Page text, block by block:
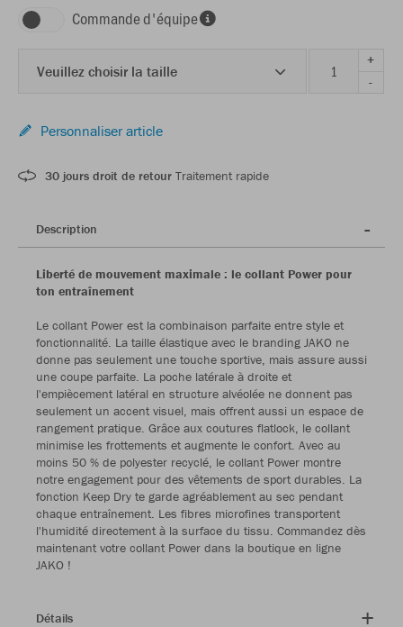
Commande d'équipe
Veuillez choisir la taille
+
-
Personnaliser article
30 jours droit de retour Traitement rapide
Description
Liberté de mouvement maximale : le collant Power pour
ton entraînement
Le collant Power est la combinaison parfaite entre style et
fonctionnalité. La taille élastique avec le branding JAKO ne
donne pas seulement une touche sportive, mais assure aussi
une coupe parfaite. La poche latérale à droite et
l'empiècement latéral en structure alvéolée ne donnent pas
seulement un accent visuel, mais offrent aussi un espace de
rangement pratique. Grâce aux coutures flatlock, le collant
minimise les frottements et augmente le confort. Avec au
moins 50 % de polyester recyclé, le collant Power montre
notre engagement pour des vêtements de sport durables. La
fonction Keep Dry te garde agréablement au sec pendant
chaque entraînement. Les fibres microfines transportent
l'humidité directement à la surface du tissu. Commandez dès
maintenant votre collant Power dans la boutique en ligne
JAKO !
Détails